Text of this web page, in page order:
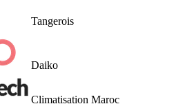
Tangerois
Daiko
Climatisation Maroc